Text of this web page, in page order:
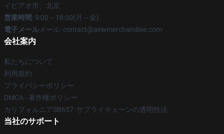
イピアオ市、北京
営業時間: 9:00～18:00(月～金)
電子メール メール: contact@aewmerchandise.com
会社案内
私たちについて
利用規約
プライバシーポリシー
DMCA - 著作権ポリシー
カリフォルニアSB657: サプライチェーンの透明性法
当社のサポート